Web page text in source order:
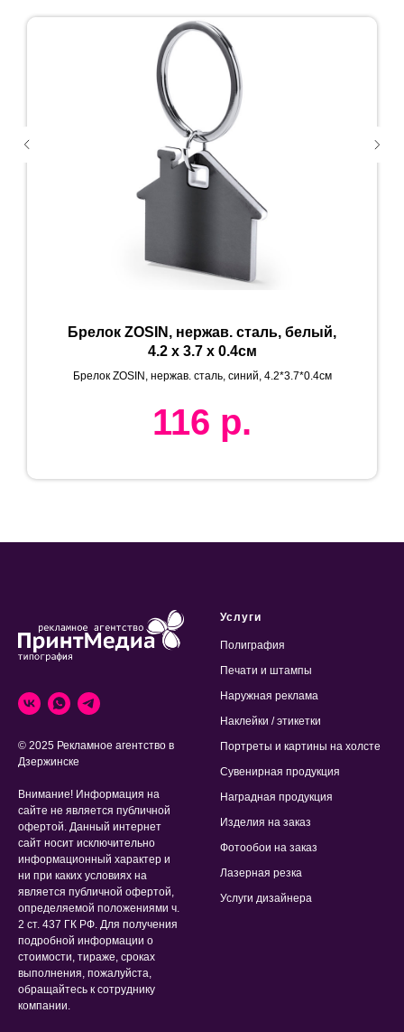
Брелок ZOSIN, нержав. сталь, белый,
4.2 х 3.7 х 0.4см
Брелок ZOSIN, нержав. сталь, синий, 4.2*3.7*0.4см
116 р.
© 2025 Рекламное агентство в
Дзержинске
Внимание! Информация на
сайте не является публичной
офертой. Данный интернет
сайт носит исключительно
информационный характер и
ни при каких условиях на
является публичной офертой,
определяемой положениями ч.
2 ст. 437 ГК РФ. Для получения
подробной информации о
стоимости, тираже, сроках
выполнения, пожалуйста,
обращайтесь к сотруднику
компании.
Услуги
Полиграфия
Печати и штампы
Наружная реклама
Наклейки / этикетки
Портреты и картины на холсте
Сувенирная продукция
Наградная продукция
Изделия на заказ
Фотообои на заказ
Лазерная резка
Услуги дизайнера